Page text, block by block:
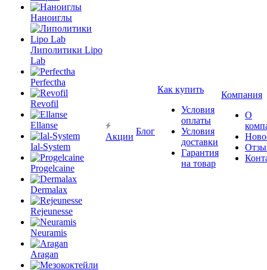
Наноиглы
Липолитики Lipo
Lab
Perfectha
Revofil
Ellanse
Ial-System
Progelcaine
Dermalax
Rejeunesse
Neuramis
Aragan
Акции
Блог
Как купить
Условия
оплаты
Условия
доставки
Гарантия
на товар
Компания
О